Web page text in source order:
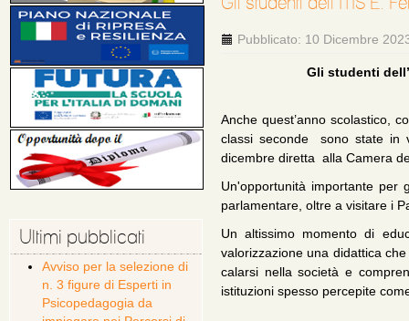
Ultimi pubblicati
Avviso per la selezione di
n. 3 figure di Esperti in
Psicopedagogia da
Pubblicato: 10 Dicembre
Gli studenti
Anche quest’anno scolastico,
classi seconde sono state in
dicembre diretta alla Camera
Un'opportunità importante per
parlamentare, oltre a visitare i
Un altissimo momento di
valorizzazione una didattica
calarsi nella società e
istituzioni spesso percepite